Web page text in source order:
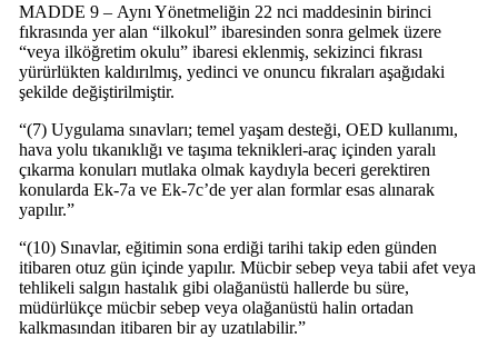
MADDE 9 – Aynı Yönetmeliğin 22 nci maddesinin birinci
fıkrasında yer alan “ilkokul” ibaresinden sonra gelmek üzere
“veya ilköğretim okulu” ibaresi eklenmiş, sekizinci fıkrası
yürürlükten kaldırılmış, yedinci ve onuncu fıkraları aşağıdaki
şekilde değiştirilmiştir.
“(7) Uygulama sınavları; temel yaşam desteği, OED kullanımı,
hava yolu tıkanıklığı ve taşıma teknikleri-araç içinden yaralı
çıkarma konuları mutlaka olmak kaydıyla beceri gerektiren
konularda Ek-7a ve Ek-7c’de yer alan formlar esas alınarak
yapılır.”
“(10) Sınavlar, eğitimin sona erdiği tarihi takip eden günden
itibaren otuz gün içinde yapılır. Mücbir sebep veya tabii afet veya
tehlikeli salgın hastalık gibi olağanüstü hallerde bu süre,
müdürlükçe mücbir sebep veya olağanüstü halin ortadan
kalkmasından itibaren bir ay uzatılabilir.”